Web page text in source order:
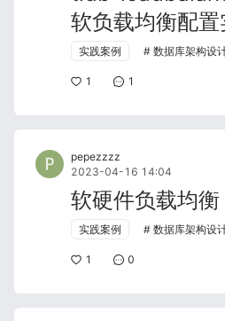
软负载均衡配置
实践案例 数据库架构设
1 1
pepezzzz
2023-04-16 14:04
软硬件负载均
实践案例 数据库架构设
1 0